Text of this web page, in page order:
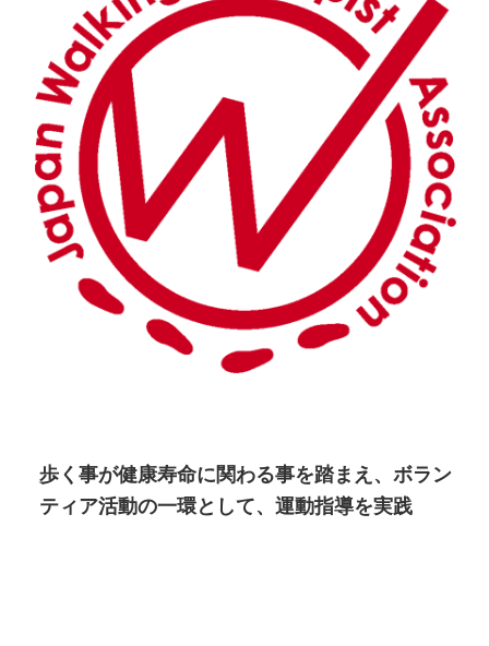
歩く事が健康寿命に関わる事を踏まえ、ボラン
ティア活動の一環として、運動指導を実践